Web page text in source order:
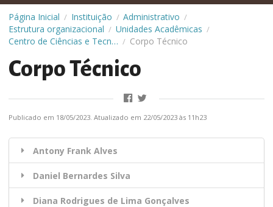
Página Inicial / Instituição / Administrativo /
Estrutura organizacional / Unidades Acadêmicas /
Centro de Ciências e Tecnologia (CCT) / Corpo Técnico
Corpo Técnico
Publicado em 18/05/2023. Atualizado em 22/05/2023 às 11h23
Antony Frank Alves
Daniel Bernardes Silva
Diana Rodrigues de Lima Gonçalves